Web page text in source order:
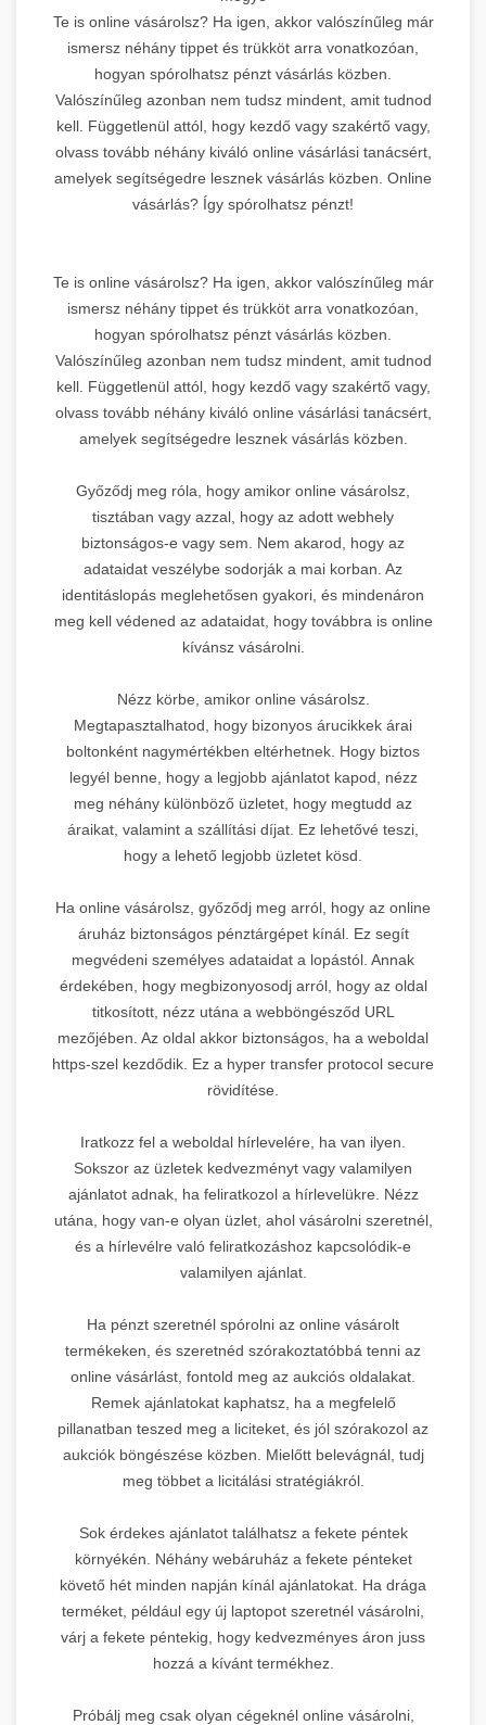
Te is online vásárolsz? Ha igen, akkor valószínűleg már
ismersz néhány tippet és trükköt arra vonatkozóan,
hogyan spórolhatsz pénzt vásárlás közben.
Valószínűleg azonban nem tudsz mindent, amit tudnod
kell. Függetlenül attól, hogy kezdő vagy szakértő vagy,
olvass tovább néhány kiváló online vásárlási tanácsért,
amelyek segítségedre lesznek vásárlás közben. Online
vásárlás? Így spórolhatsz pénzt!
Te is online vásárolsz? Ha igen, akkor valószínűleg már
ismersz néhány tippet és trükköt arra vonatkozóan,
hogyan spórolhatsz pénzt vásárlás közben.
Valószínűleg azonban nem tudsz mindent, amit tudnod
kell. Függetlenül attól, hogy kezdő vagy szakértő vagy,
olvass tovább néhány kiváló online vásárlási tanácsért,
amelyek segítségedre lesznek vásárlás közben.
Győződj meg róla, hogy amikor online vásárolsz,
tisztában vagy azzal, hogy az adott webhely
biztonságos-e vagy sem. Nem akarod, hogy az
adataidat veszélybe sodorják a mai korban. Az
identitáslopás meglehetősen gyakori, és mindenáron
meg kell védened az adataidat, hogy továbbra is online
kívánsz vásárolni.
Nézz körbe, amikor online vásárolsz.
Megtapasztalhatod, hogy bizonyos árucikkek árai
boltonként nagymértékben eltérhetnek. Hogy biztos
legyél benne, hogy a legjobb ajánlatot kapod, nézz
meg néhány különböző üzletet, hogy megtudd az
áraikat, valamint a szállítási díjat. Ez lehetővé teszi,
hogy a lehető legjobb üzletet kösd.
Ha online vásárolsz, győződj meg arról, hogy az online
áruház biztonságos pénztárgépet kínál. Ez segít
megvédeni személyes adataidat a lopástól. Annak
érdekében, hogy megbizonyosodj arról, hogy az oldal
titkosított, nézz utána a webböngésződ URL
mezőjében. Az oldal akkor biztonságos, ha a weboldal
https-szel kezdődik. Ez a hyper transfer protocol secure
rövidítése.
Iratkozz fel a weboldal hírlevelére, ha van ilyen.
Sokszor az üzletek kedvezményt vagy valamilyen
ajánlatot adnak, ha feliratkozol a hírlevelükre. Nézz
utána, hogy van-e olyan üzlet, ahol vásárolni szeretnél,
és a hírlevélre való feliratkozáshoz kapcsolódik-e
valamilyen ajánlat.
Ha pénzt szeretnél spórolni az online vásárolt
termékeken, és szeretnéd szórakoztatóbbá tenni az
online vásárlást, fontold meg az aukciós oldalakat.
Remek ajánlatokat kaphatsz, ha a megfelelő
pillanatban teszed meg a liciteket, és jól szórakozol az
aukciók böngészése közben. Mielőtt belevágnál, tudj
meg többet a licitálási stratégiákról.
Sok érdekes ajánlatot találhatsz a fekete péntek
környékén. Néhány webáruház a fekete pénteket
követő hét minden napján kínál ajánlatokat. Ha drága
terméket, például egy új laptopot szeretnél vásárolni,
várj a fekete péntekig, hogy kedvezményes áron juss
hozzá a kívánt termékhez.
Próbálj meg csak olyan cégeknél online vásárolni,